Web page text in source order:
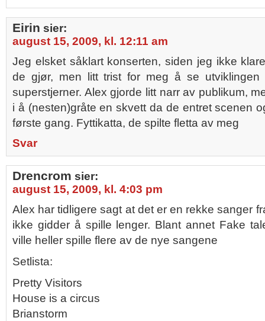
Eirin sier:
august 15, 2009, kl. 12:11 am
Jeg elsket såklart konserten, siden jeg ikke
de gjør, men litt trist for meg å se
superstjerner. Alex gjorde litt narr av publikum,
i å (nesten)gråte en skvett da de entret scenen
første gang. Fyttikatta, de spilte fletta av meg
Svar
Drencrom sier:
august 15, 2009, kl. 4:03 pm
Alex har tidligere sagt at det er en rekke sanger
ikke gidder å spille lenger. Blant annet Fake
ville heller spille flere av de nye sangene
Setlista:
Pretty Visitors
House is a circus
Brianstorm